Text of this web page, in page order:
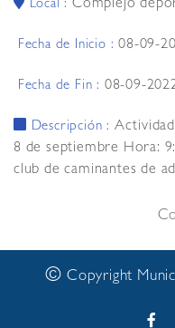
Local :Complejo
Fecha de Inicio :08-09-
Fecha de Fin : 08-09-
Descripción :
8 de septiembre Hora:
club de caminantes de
© Copyright